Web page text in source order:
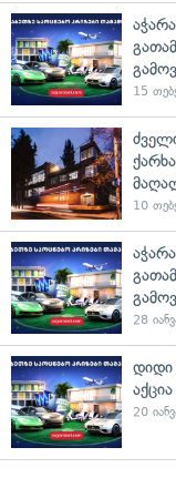
15
10
28
დიდი
20